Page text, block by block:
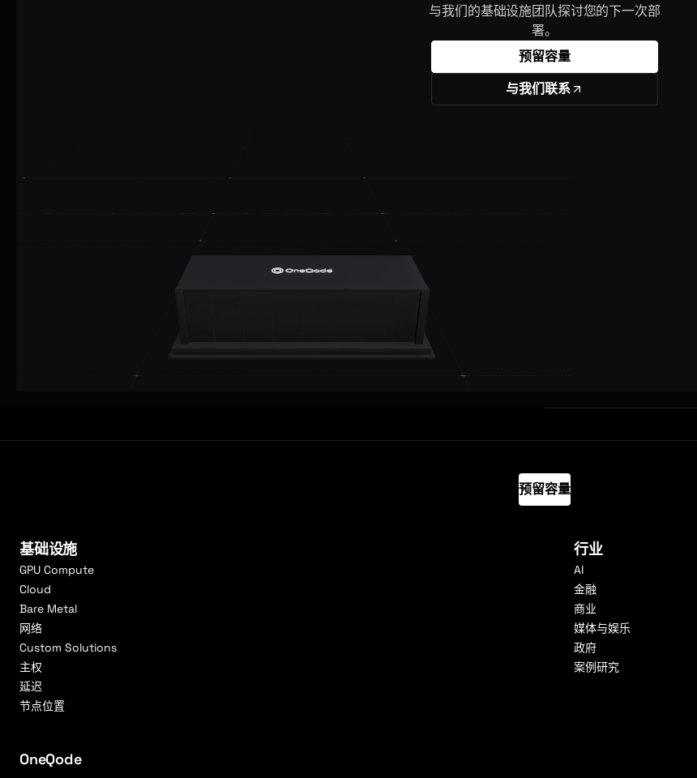
与我们的基础设施团队探讨您的下一次部
署。
预留容量
与我们联系
预留容量
基础设施
GPU Compute
Cloud
Bare Metal
网络
Custom Solutions
主权
延迟
节点位置
行业
AI
金融
商业
媒体与娱乐
政府
案例研究
OneQode